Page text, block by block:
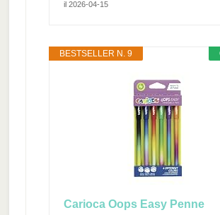
il 2026-04-15
BESTSELLER N. 9
Carioca Oops Easy Penne